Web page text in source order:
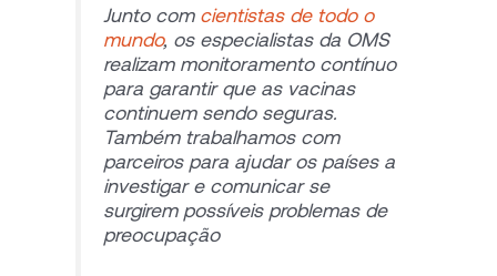
Junto com cientistas de todo o
mundo, os especialistas da OMS
realizam monitoramento contínuo
para garantir que as vacinas
continuem sendo seguras.
Também trabalhamos com
parceiros para ajudar os países a
investigar e comunicar se
surgirem possíveis problemas de
preocupação